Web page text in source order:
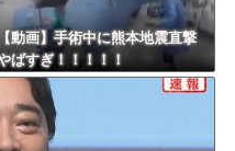
動画】手術中に熊本地震直撃
ばすぎ！！！！！